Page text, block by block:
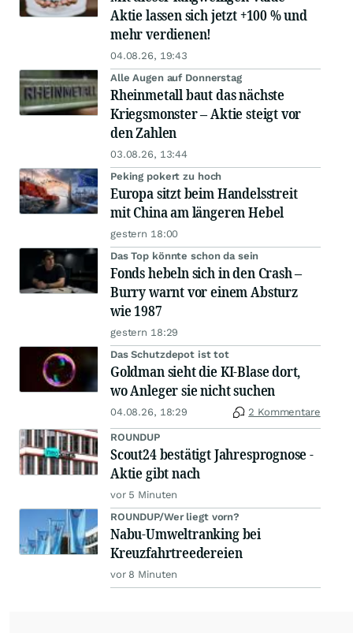
Aktie lassen sich jetzt +100 % und
mehr verdienen!
04.08.26, 19:43
Alle Augen auf Donnerstag
Rheinmetall baut das nächste
Kriegsmonster – Aktie steigt vor
den Zahlen
03.08.26, 13:44
Peking pokert zu hoch
Europa sitzt beim Handelsstreit
mit China am längeren Hebel
gestern 18:00
Das Top könnte schon da sein
Fonds hebeln sich in den Crash –
Burry warnt vor einem Absturz
wie 1987
gestern 18:29
Das Schutzdepot ist tot
Goldman sieht die KI-Blase dort,
wo Anleger sie nicht suchen
04.08.26, 18:29 2 Kommentare
ROUNDUP
Scout24 bestätigt Jahresprognose -
Aktie gibt nach
vor 5 Minuten
ROUNDUP/Wer liegt vorn?
Nabu-Umweltranking bei
Kreuzfahrtreedereien
vor 8 Minuten